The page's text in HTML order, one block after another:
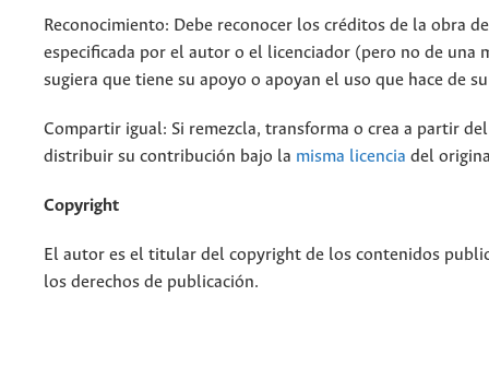
Reconocimiento: Debe reconocer los créditos de la obra
especificada por el autor o el licenciador (pero no de una
sugiera que tiene su apoyo o apoyan el uso que hace de
Compartir igual: Si remezcla, transforma o crea a partir
distribuir su contribución bajo la misma licencia del
Copyright
El autor es el titular del copyright de los contenidos
los derechos de publicación.